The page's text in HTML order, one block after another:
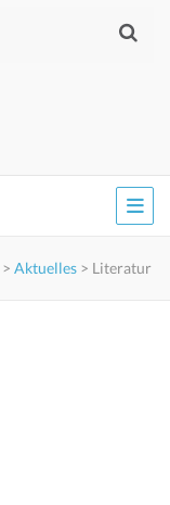
> Aktuelles > Literatur